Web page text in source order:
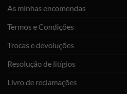
As minhas encomendas
Termos e Condições
Trocas e devoluções
Resolução de litígios
Livro de reclamações